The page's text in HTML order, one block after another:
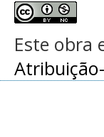
Este obra